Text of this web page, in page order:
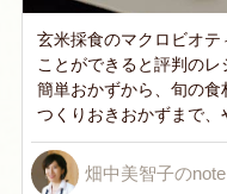
玄米採食のマクロビオ
ことができると評判の
簡単おかずから、旬の
つくりおきおかずまで、
畑中美智子のnote